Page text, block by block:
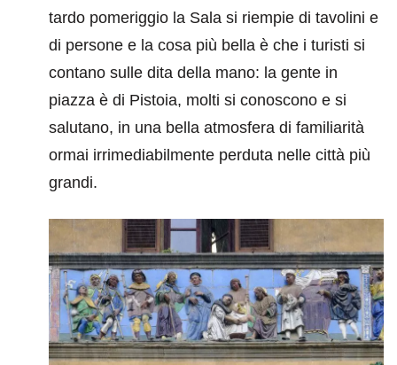
tardo pomeriggio la Sala si riempie di tavolini e
di persone e la cosa più bella è che i turisti si
contano sulle dita della mano: la gente in
piazza è di Pistoia, molti si conoscono e si
salutano, in una bella atmosfera di familiarità
ormai irrimediabilmente perduta nelle città più
grandi.